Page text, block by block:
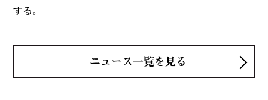
する。
ニュース一覧を見る